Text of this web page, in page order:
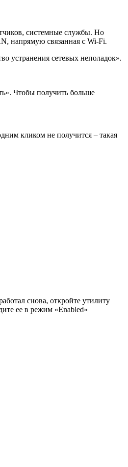
системные службы. Но
напрямую связанная с Wi-Fi.
устранения сетевых неполадок».
Чтобы получить больше
кликом не получится – такая
снова, откройте утилиту
ее в режим «Enabled»